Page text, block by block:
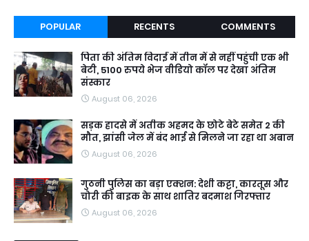
POPULAR RECENTS COMMENTS
पिता की अंतिम विदाई में तीन में से नहीं पहुंची एक भी
बेटी, 5100 रुपये भेज वीडियो कॉल पर देखा अंतिम
संस्कार
August 06, 2026
सड़क हादसे में अतीक अहमद के छोटे बेटे समेत 2 की
मौत, झांसी जेल में बंद भाई से मिलने जा रहा था अबान
August 06, 2026
गुठनी पुलिस का बड़ा एक्शन: देशी कट्टा, कारतूस और
चोरी की बाइक के साथ शातिर बदमाश गिरफ्तार
August 06, 2026